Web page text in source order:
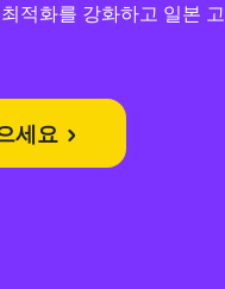
적화를 강화하고 일본
세요